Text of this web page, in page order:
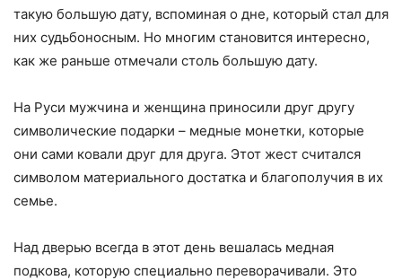
такую большую дату, вспоминая о дне, который стал для
них судьбоносным. Но многим становится интересно,
как же раньше отмечали столь большую дату.
На Руси мужчина и женщина приносили друг другу
символические подарки – медные монетки, которые
они сами ковали друг для друга. Этот жест считался
символом материального достатка и благополучия в их
семье.
Над дверью всегда в этот день вешалась медная
подкова, которую специально переворачивали. Это